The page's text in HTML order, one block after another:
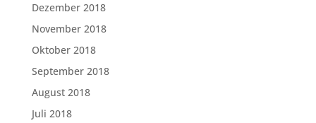
Dezember 2018
November 2018
Oktober 2018
September 2018
August 2018
Juli 2018